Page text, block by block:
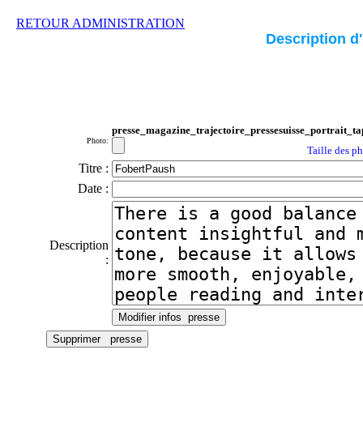
RETOUR ADMINISTRATION
Description
Photo:
Taille des
Titre :
Date :
Description
: